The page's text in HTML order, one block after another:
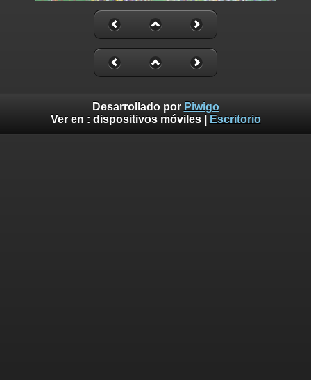
Desarrollado por Piwigo
Ver en : dispositivos móviles| Escritorio